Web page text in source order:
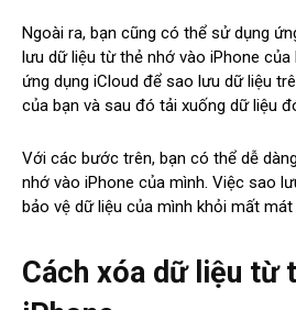
Ngoài ra, bạn cũng có thể sử dụng
lưu dữ liệu từ thẻ nhớ vào iPhone của
ứng dụng iCloud để sao lưu dữ liệu
của bạn và sau đó tải xuống dữ liệu
Với các bước trên, bạn có thể dễ
nhớ vào iPhone của mình. Việc sao
bảo vệ dữ liệu của mình khỏi mất
Cách xóa dữ liệu từ